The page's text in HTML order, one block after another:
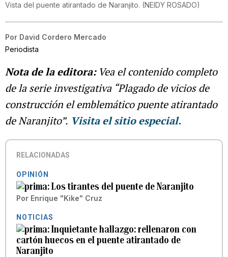
Vista del puente atirantado de Naranjito. (NEIDY ROSADO)
Por David Cordero Mercado
Periodista
Nota de la editora:Vea el contenido completo
de la serie investigativa “Plagado de vicios de
construcción el emblemático puente atirantado
de Naranjito”. Visita el sitio especial.
RELACIONADAS
OPINIÓN
Los tirantes del puente de Naranjito
Por Enrique "Kike" Cruz
NOTICIAS
Inquietante hallazgo: rellenaron con
cartón huecos en el puente atirantado de
Naranjito